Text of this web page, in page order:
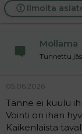
a
c
t
Ilmoita
Mollama
Tunnettu
05.06.2026
Tänne ei kuulu
Vointi on ihan
Kaikenlaista